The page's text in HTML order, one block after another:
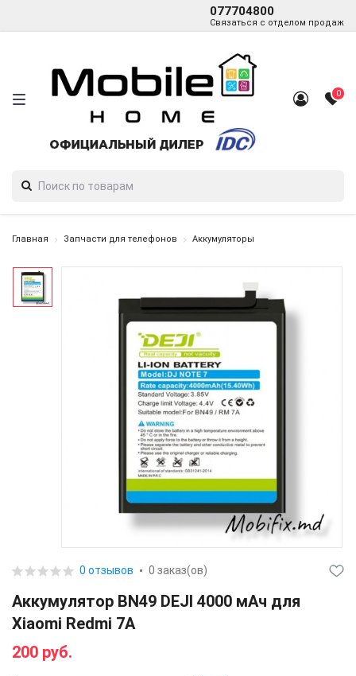
077704800
Связаться с отделом продаж
0
Главная Запчасти для телефонов Аккумуляторы
0 отзывов 0 заказ(ов)
Аккумулятор BN49 DEJI 4000 мАч для
Xiaomi Redmi 7A
200 руб.